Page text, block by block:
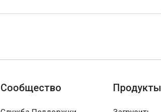
Сообщество Продукты